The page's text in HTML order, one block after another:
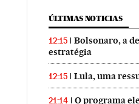
ÚLTIMAS NOTICIAS
12:15
Bolsonaro, a
estratégia
12:15 Lula, uma
21:14
O programa